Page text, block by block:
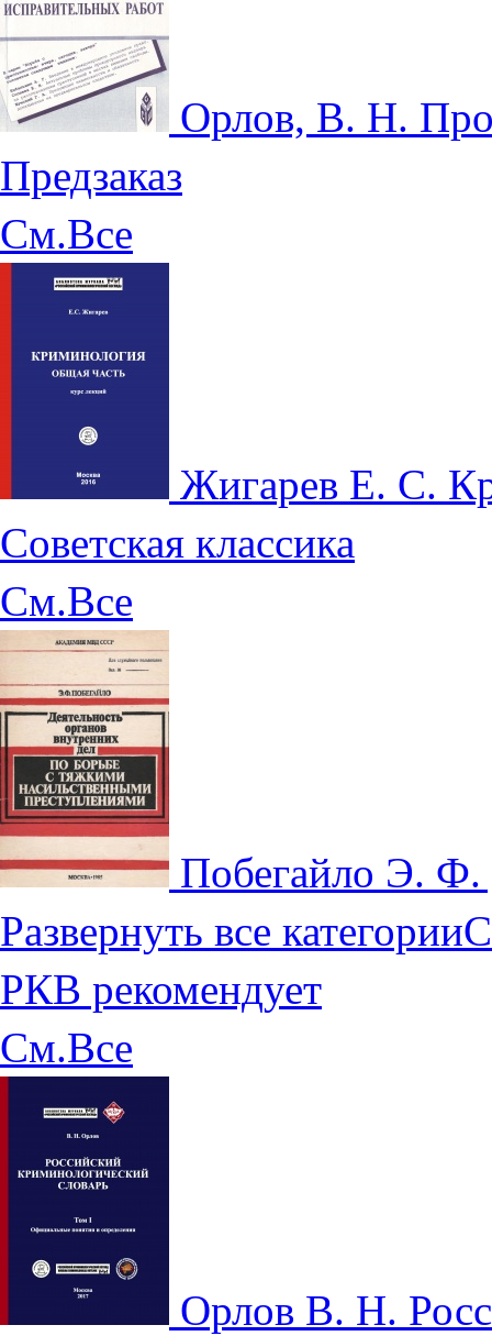
Орлов, В. Н.
Предзаказ
См.Все
Жигарев Е. С.
Советская классика
См.Все
Побегайло Э. Ф.
Развернуть все категории
РКВ рекомендует
См.Все
Орлов В. Н.